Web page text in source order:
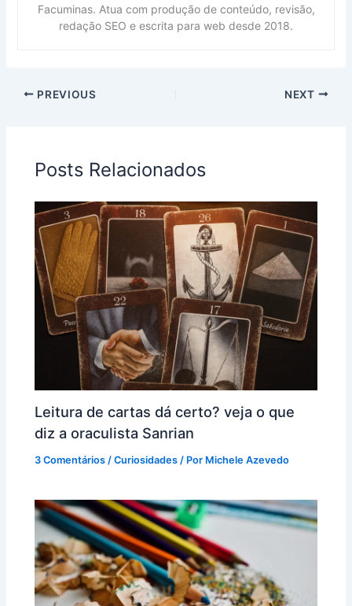
Facuminas. Atua com produção de conteúdo, revisão,
redação SEO e escrita para web desde 2018.
PREVIOUS NEXT
Posts Relacionados
Leitura de cartas dá certo? veja o que
diz a oraculista Sanrian
3 Comentários /Curiosidades / Por Michele Azevedo